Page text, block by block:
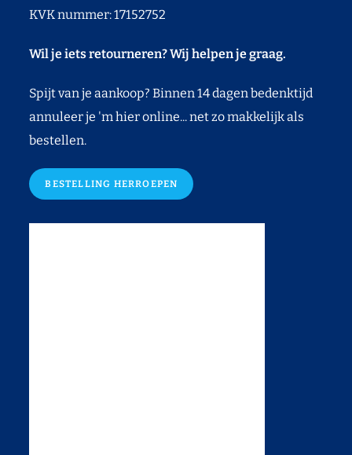
KVK nummer: 17152752
Wil je iets retourneren? Wij helpen je graag.
Spijt van je aankoop? Binnen 14 dagen bedenktijd
annuleer je 'm hier online... net zo makkelijk als
bestellen.
BESTELLING HERROEPEN